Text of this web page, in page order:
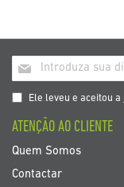
Inscrição
a
nosso
de
noticias
Ele leveu e aceitou a
ATENÇÃO AO CLIENTE
Quem Somos
Contactar